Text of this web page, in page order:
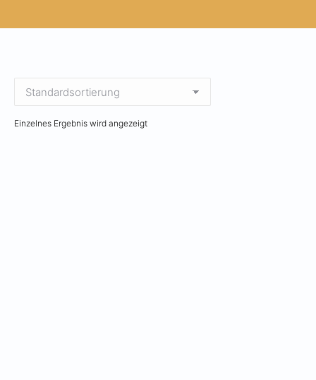
Einzelnes Ergebnis wird angezeigt